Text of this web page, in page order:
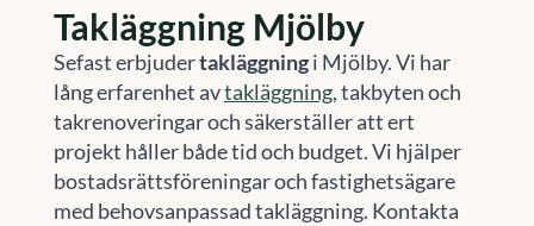
Takläggning Mjölby
Sefast erbjudertakläggningi Mjölby. Vi har
lång erfarenhet avtakläggning, takbyten och
takrenoveringar och säkerställer att ert
projekt håller både tid och budget. Vi hjälper
bostadsrättsföreningar och fastighetsägare
med behovsanpassad takläggning. Kontakta